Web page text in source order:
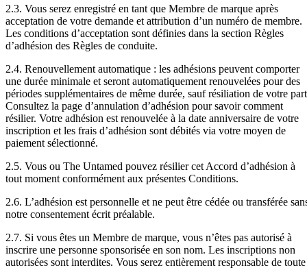
2.3. Vous serez enregistré en tant que Membre de marque après
acceptation de votre demande et attribution d’un numéro de membre.
Les conditions d’acceptation sont définies dans la section Règles
d’adhésion des Règles de conduite.
2.4. Renouvellement automatique : les adhésions peuvent comporter
une durée minimale et seront automatiquement renouvelées pour des
périodes supplémentaires de même durée, sauf résiliation de votre
Consultez la page d’annulation d’adhésion pour savoir comment
résilier. Votre adhésion est renouvelée à la date anniversaire de votre
inscription et les frais d’adhésion sont débités via votre moyen de
paiement sélectionné.
2.5. Vous ou The Untamed pouvez résilier cet Accord d’adhésion à
tout moment conformément aux présentes Conditions.
2.6. L’adhésion est personnelle et ne peut être cédée ou transférée
notre consentement écrit préalable.
2.7. Si vous êtes un Membre de marque, vous n’êtes pas autorisé à
inscrire une personne sponsorisée en son nom. Les inscriptions non
autorisées sont interdites. Vous serez entièrement responsable de toute